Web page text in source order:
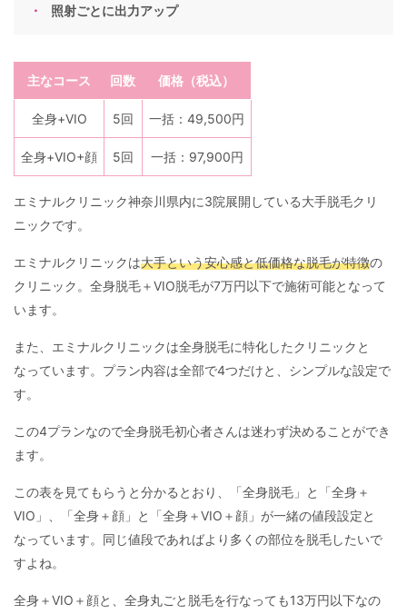
照射ごとに出力アップ
主なコース 回数 価格（税込）
全身+VIO 5回 一括：49,500円
全身+VIO+顔 5回 一括：97,900円
エミナルクリニック神奈川県内に3院展開している大手脱毛クリ
ニックです。
エミナルクリニックは大手という安心感と低価格な脱毛が特徴の
クリニック。全身脱毛＋VIO脱毛が7万円以下で施術可能となって
います。
また、エミナルクリニックは全身脱毛に特化したクリニックと
なっています。プラン内容は全部で4つだけと、シンプルな設定で
す。
この4プランなので全身脱毛初心者さんは迷わず決めることができ
ます。
この表を見てもらうと分かるとおり、「全身脱毛」と「全身＋
VIO」、「全身＋顔」と「全身＋VIO＋顔」が一緒の値段設定と
なっています。同じ値段であればより多くの部位を脱毛したいで
すよね。
全身＋VIO＋顔と、全身丸ごと脱毛を行なっても13万円以下なの